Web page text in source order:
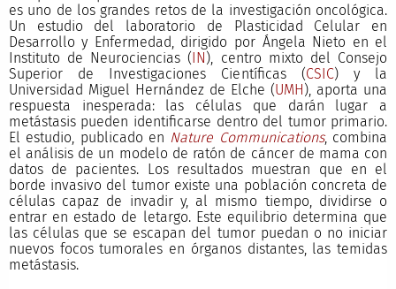
es uno de los grandes retos de la investigación oncológica.
Un estudio del laboratorio de Plasticidad Celular en
Desarrollo y Enfermedad, dirigido por Ángela Nieto en el
Instituto de Neurociencias (IN), centro mixto del Consejo
Superior de Investigaciones Científicas (CSIC) y la
Universidad Miguel Hernández de Elche (UMH), aporta una
respuesta inesperada: las células que darán lugar a
metástasis pueden identificarse dentro del tumor primario.
El estudio, publicado en Nature Communications, combina
el análisis de un modelo de ratón de cáncer de mama con
datos de pacientes. Los resultados muestran que en el
borde invasivo del tumor existe una población concreta de
células capaz de invadir y, al mismo tiempo, dividirse o
entrar en estado de letargo. Este equilibrio determina que
las células que se escapan del tumor puedan o no iniciar
nuevos focos tumorales en órganos distantes, las temidas
metástasis.